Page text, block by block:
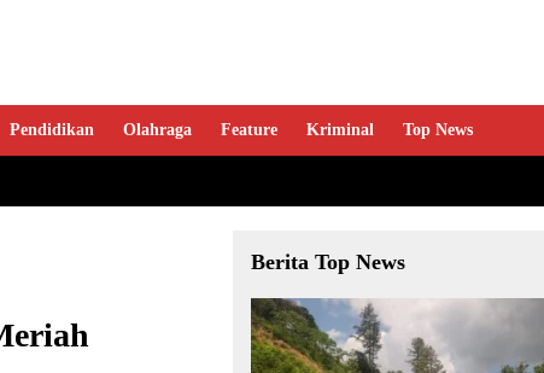
Pendidikan Olahraga Feature Kriminal Top News
Berita Top News